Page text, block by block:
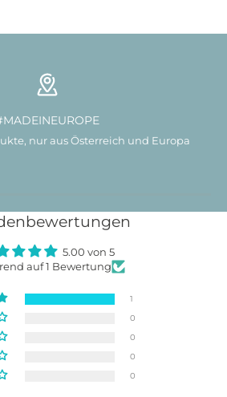
nur aus Österreich und Europa
5.00 von 5
auf 1 Bewertung
1
0
0
0
0